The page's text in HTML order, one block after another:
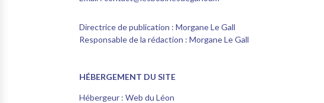
Directrice de publication : Morgane Le Gall
Responsable de la rédaction : Morgane Le Gall
HÉBERGEMENT DU SITE
Hébergeur : Web du Léon